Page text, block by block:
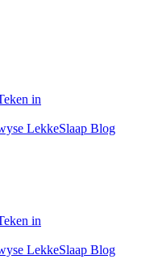
in
LekkeSlaap Blog
in
LekkeSlaap Blog